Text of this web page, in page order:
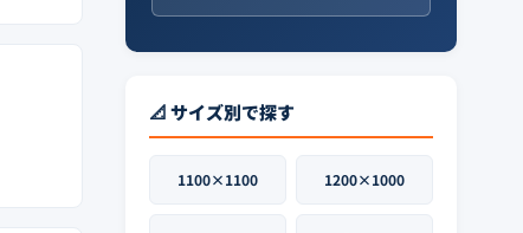
📐 サイズ別で探す
1100×1100 1200×1000